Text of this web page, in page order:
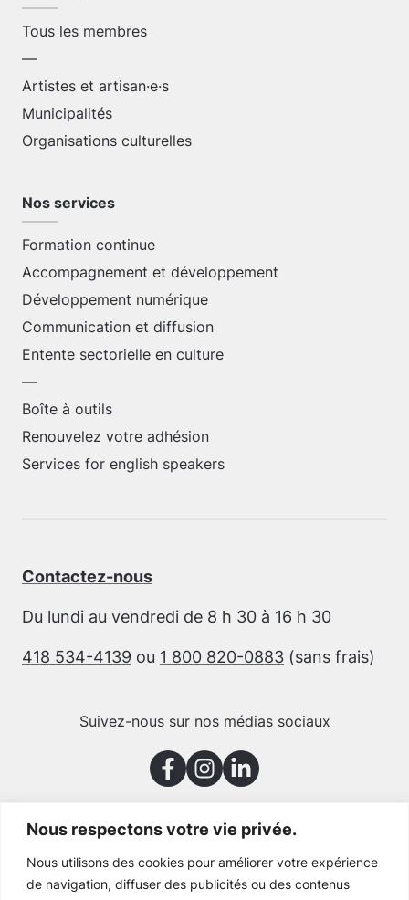
Nous respectons votre vie privée.
Nous utilisons des cookies pour améliorer votre expérience
de navigation, diffuser des publicités ou des contenus
Tous les membres
—
Artistes et artisan·e·s
Municipalités
Organisations culturelles
Nos services
Formation continue
Accompagnement et développement
Développement numérique
Communication et diffusion
Entente sectorielle en culture
—
Boîte à outils
Renouvelez votre adhésion
Services for english speakers
Contactez-nous
Du lundi au vendredi de 8 h 30 à 16 h 30
418 534-4139 ou 1 800 820-0883 (sans frais)
Suivez-nous sur nos médias sociaux
Merci à nos partenaires